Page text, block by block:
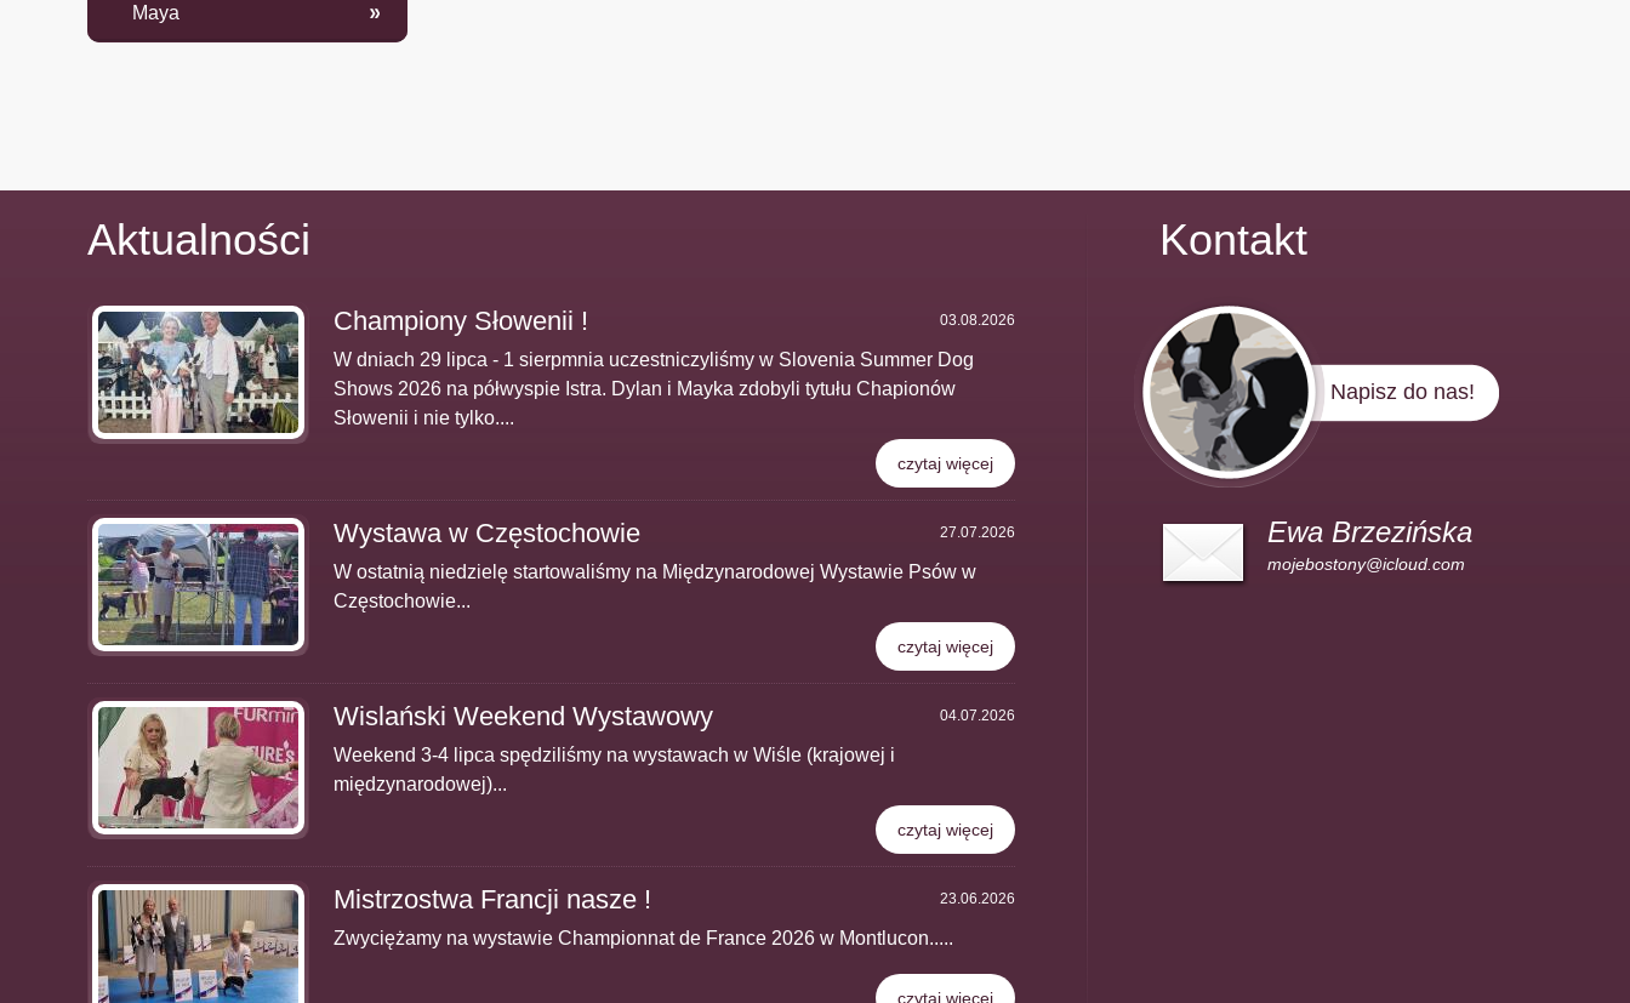
Maya
Aktualności
03.08.2026
Championy Słowenii !
W dniach 29 lipca - 1 sierpmnia uczestniczyliśmy w Slovenia Summer Dog
Shows 2026 na półwyspie Istra. Dylan i Mayka zdobyli tytułu Chapionów
Słowenii i nie tylko....
czytaj więcej
27.07.2026
Wystawa w Częstochowie
W ostatnią niedzielę startowaliśmy na Międzynarodowej Wystawie Psów w
Częstochowie...
czytaj więcej
04.07.2026
Wislański Weekend Wystawowy
Weekend 3-4 lipca spędziliśmy na wystawach w Wiśle (krajowej i
międzynarodowej)...
czytaj więcej
23.06.2026
Mistrzostwa Francji nasze !
Zwyciężamy na wystawie Championnat de France 2026 w Montlucon.....
czytaj więcej
Kontakt
Napisz do nas!
Ewa Brzezińska
mojebostony@icloud.com